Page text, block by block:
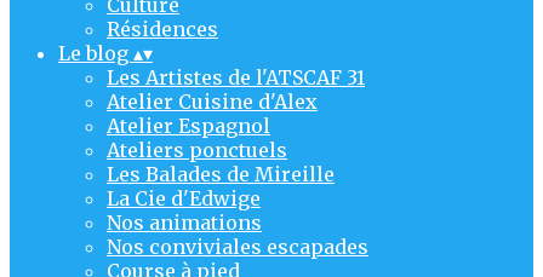
Culture
Résidences
Le blog ▴▾
Les Artistes de l'ATSCAF 31
Atelier Cuisine d'Alex
Atelier Espagnol
Ateliers ponctuels
Les Balades de Mireille
La Cie d'Edwige
Nos animations
Nos conviviales escapades
Course à pied